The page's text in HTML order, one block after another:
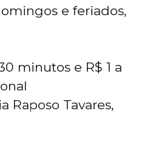
e feriados,
minutos e R$ 1 a
Raposo Tavares,